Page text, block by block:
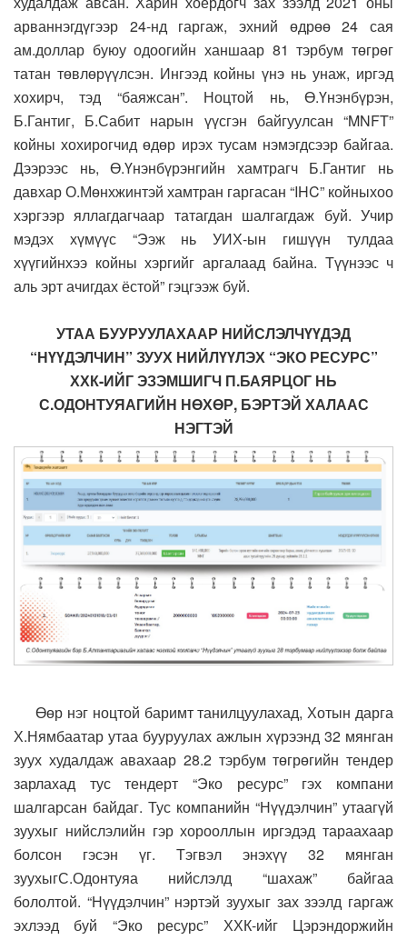
арваннэгдүгээр 24-нд гаргаж, эхний өдрөө 24 сая
ам.доллар буюу одоогийн ханшаар 81 тэрбум төгрөг
татан төвлөрүүлсэн. Ингээд койны үнэ нь унаж, иргэд
хохирч, тэд “баяжсан”. Ноцтой нь, Ө.Үнэнбүрэн,
Б.Гантиг, Б.Сабит нарын үүсгэн байгуулсан “MNFT”
койны хохирогчид өдөр ирэх тусам нэмэгдсээр байгаа.
Дээрээс нь, Ө.Үнэнбүрэнгийн хамтрагч Б.Гантиг нь
давхар О.Мөнхжинтэй хамтран гаргасан “IHC” койныхоо
хэргээр яллагдагчаар татагдан шалгагдаж буй. Учир
мэдэх хүмүүс “Ээж нь УИХ-ын гишүүн тулдаа
хүүгийнхээ койны хэргийг аргалаад байна. Түүнээс ч
аль эрт ачигдах ёстой” гэцгээж буй.
УТАА БУУРУУЛАХААР НИЙСЛЭЛЧҮҮДЭД
“НҮҮДЭЛЧИН” ЗУУХ НИЙЛҮҮЛЭХ “ЭКО РЕСУРС”
ХХК-ИЙГ ЭЗЭМШИГЧ П.БАЯРЦОГ НЬ
С.ОДОНТУЯАГИЙН НӨХӨР, БЭРТЭЙ ХАЛААС
НЭГТЭЙ
Өөр нэг ноцтой баримт танилцуулахад, Хотын дарга
Х.Нямбаатар утаа бууруулах ажлын хүрээнд 32 мянган
зуух худалдаж авахаар 28.2 тэрбум төгрөгийн тендер
зарлахад тус тендерт “Эко ресурс” гэх компани
шалгарсан байдаг. Тус компанийн “Нүүдэлчин” утаагүй
зуухыг нийслэлийн гэр хорооллын иргэдэд тараахаар
болсон гэсэн үг. Тэгвэл энэхүү 32 мянган
зуухыгС.Одонтуяа нийслэлд “шахаж” байгаа
бололтой. “Нүүдэлчин” нэртэй зуухыг зах зээлд гаргаж
эхлээд буй “Эко ресурс” ХХК-ийг Цэрэндоржийн